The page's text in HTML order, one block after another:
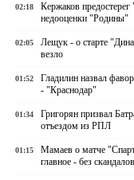
02:18
Кержаков предостерег
недооценки "Родины"
02:05
Лещук - о старте
везло
01:52
Гладилин назвал
- "Краснодар"
01:34
Григорян призвал
отъездом из РПЛ
01:15
Мамаев о матче
главное - без скандалов